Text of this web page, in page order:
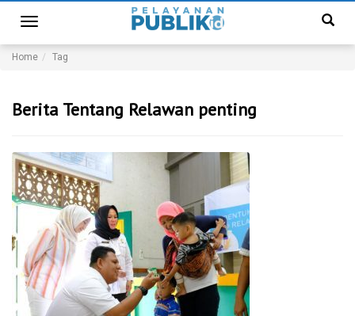
Toggle
navigation
Home Tag
Berita Tentang Relawan penting